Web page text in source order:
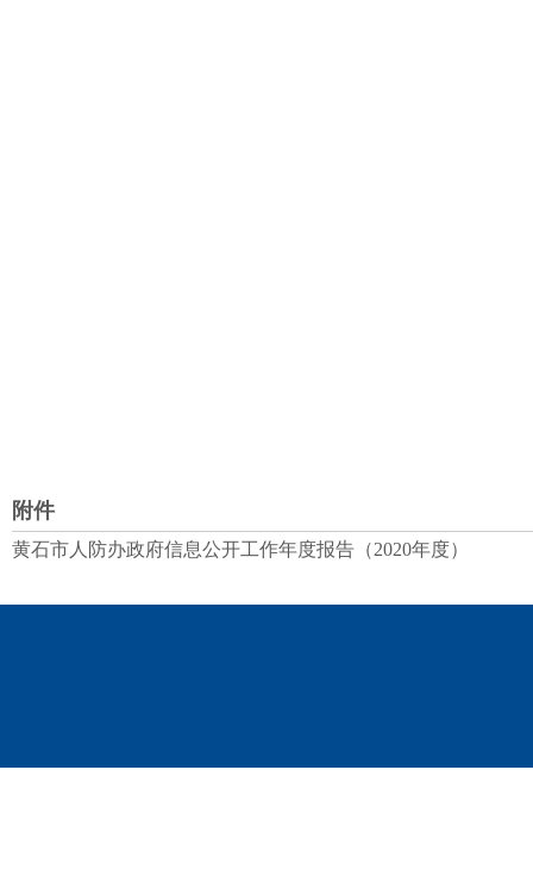
附件
黄石市人防办政府信息公开工作年度报告（2020年度）